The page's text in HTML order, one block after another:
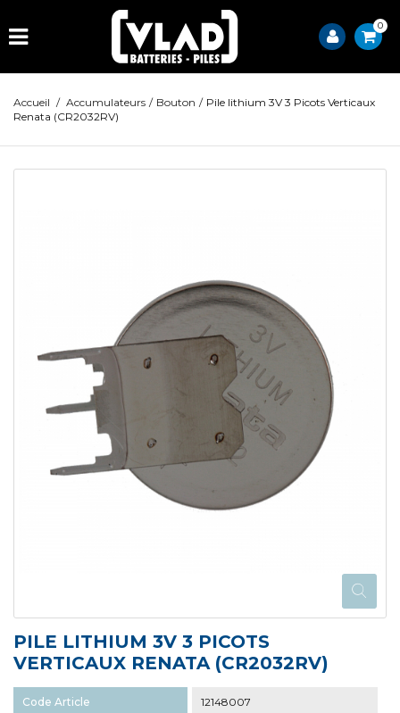
0
Accueil / Accumulateurs / Bouton / Pile lithium 3V 3 Picots Verticaux
Renata (CR2032RV)
PILE LITHIUM 3V 3 PICOTS
VERTICAUX RENATA (CR2032RV)
Code Article 12148007